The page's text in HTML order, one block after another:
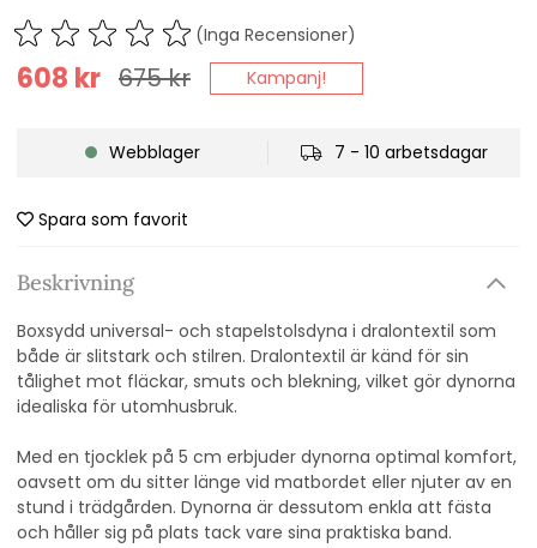
(Inga Recensioner)
675kr
608 kr Kampanj!
Webblager 7 - 10 arbetsdagar
Spara som favorit
Beskrivning
Boxsydd universal- och stapelstolsdyna i dralontextil som
både är slitstark och stilren. Dralontextil är känd för sin
tålighet mot fläckar, smuts och blekning, vilket gör dynorna
idealiska för utomhusbruk.
Med en tjocklek på 5 cm erbjuder dynorna optimal komfort,
oavsett om du sitter länge vid matbordet eller njuter av en
stund i trädgården. Dynorna är dessutom enkla att fästa
och håller sig på plats tack vare sina praktiska band.